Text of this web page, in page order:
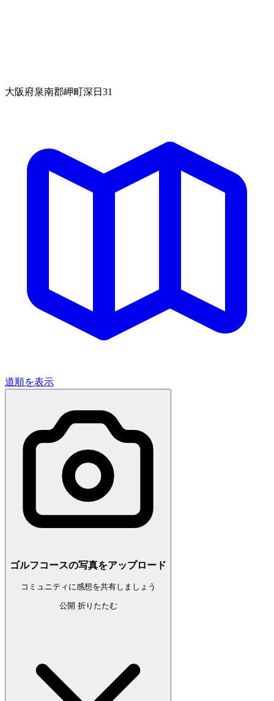
大阪府泉南郡岬町深日31
道順を表示
ゴルフコースの写真をアップロード
コミュニティに感想を共有しましょう
公開 折りたたむ